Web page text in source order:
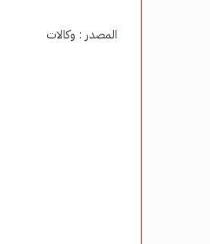
المصدر : وكالات